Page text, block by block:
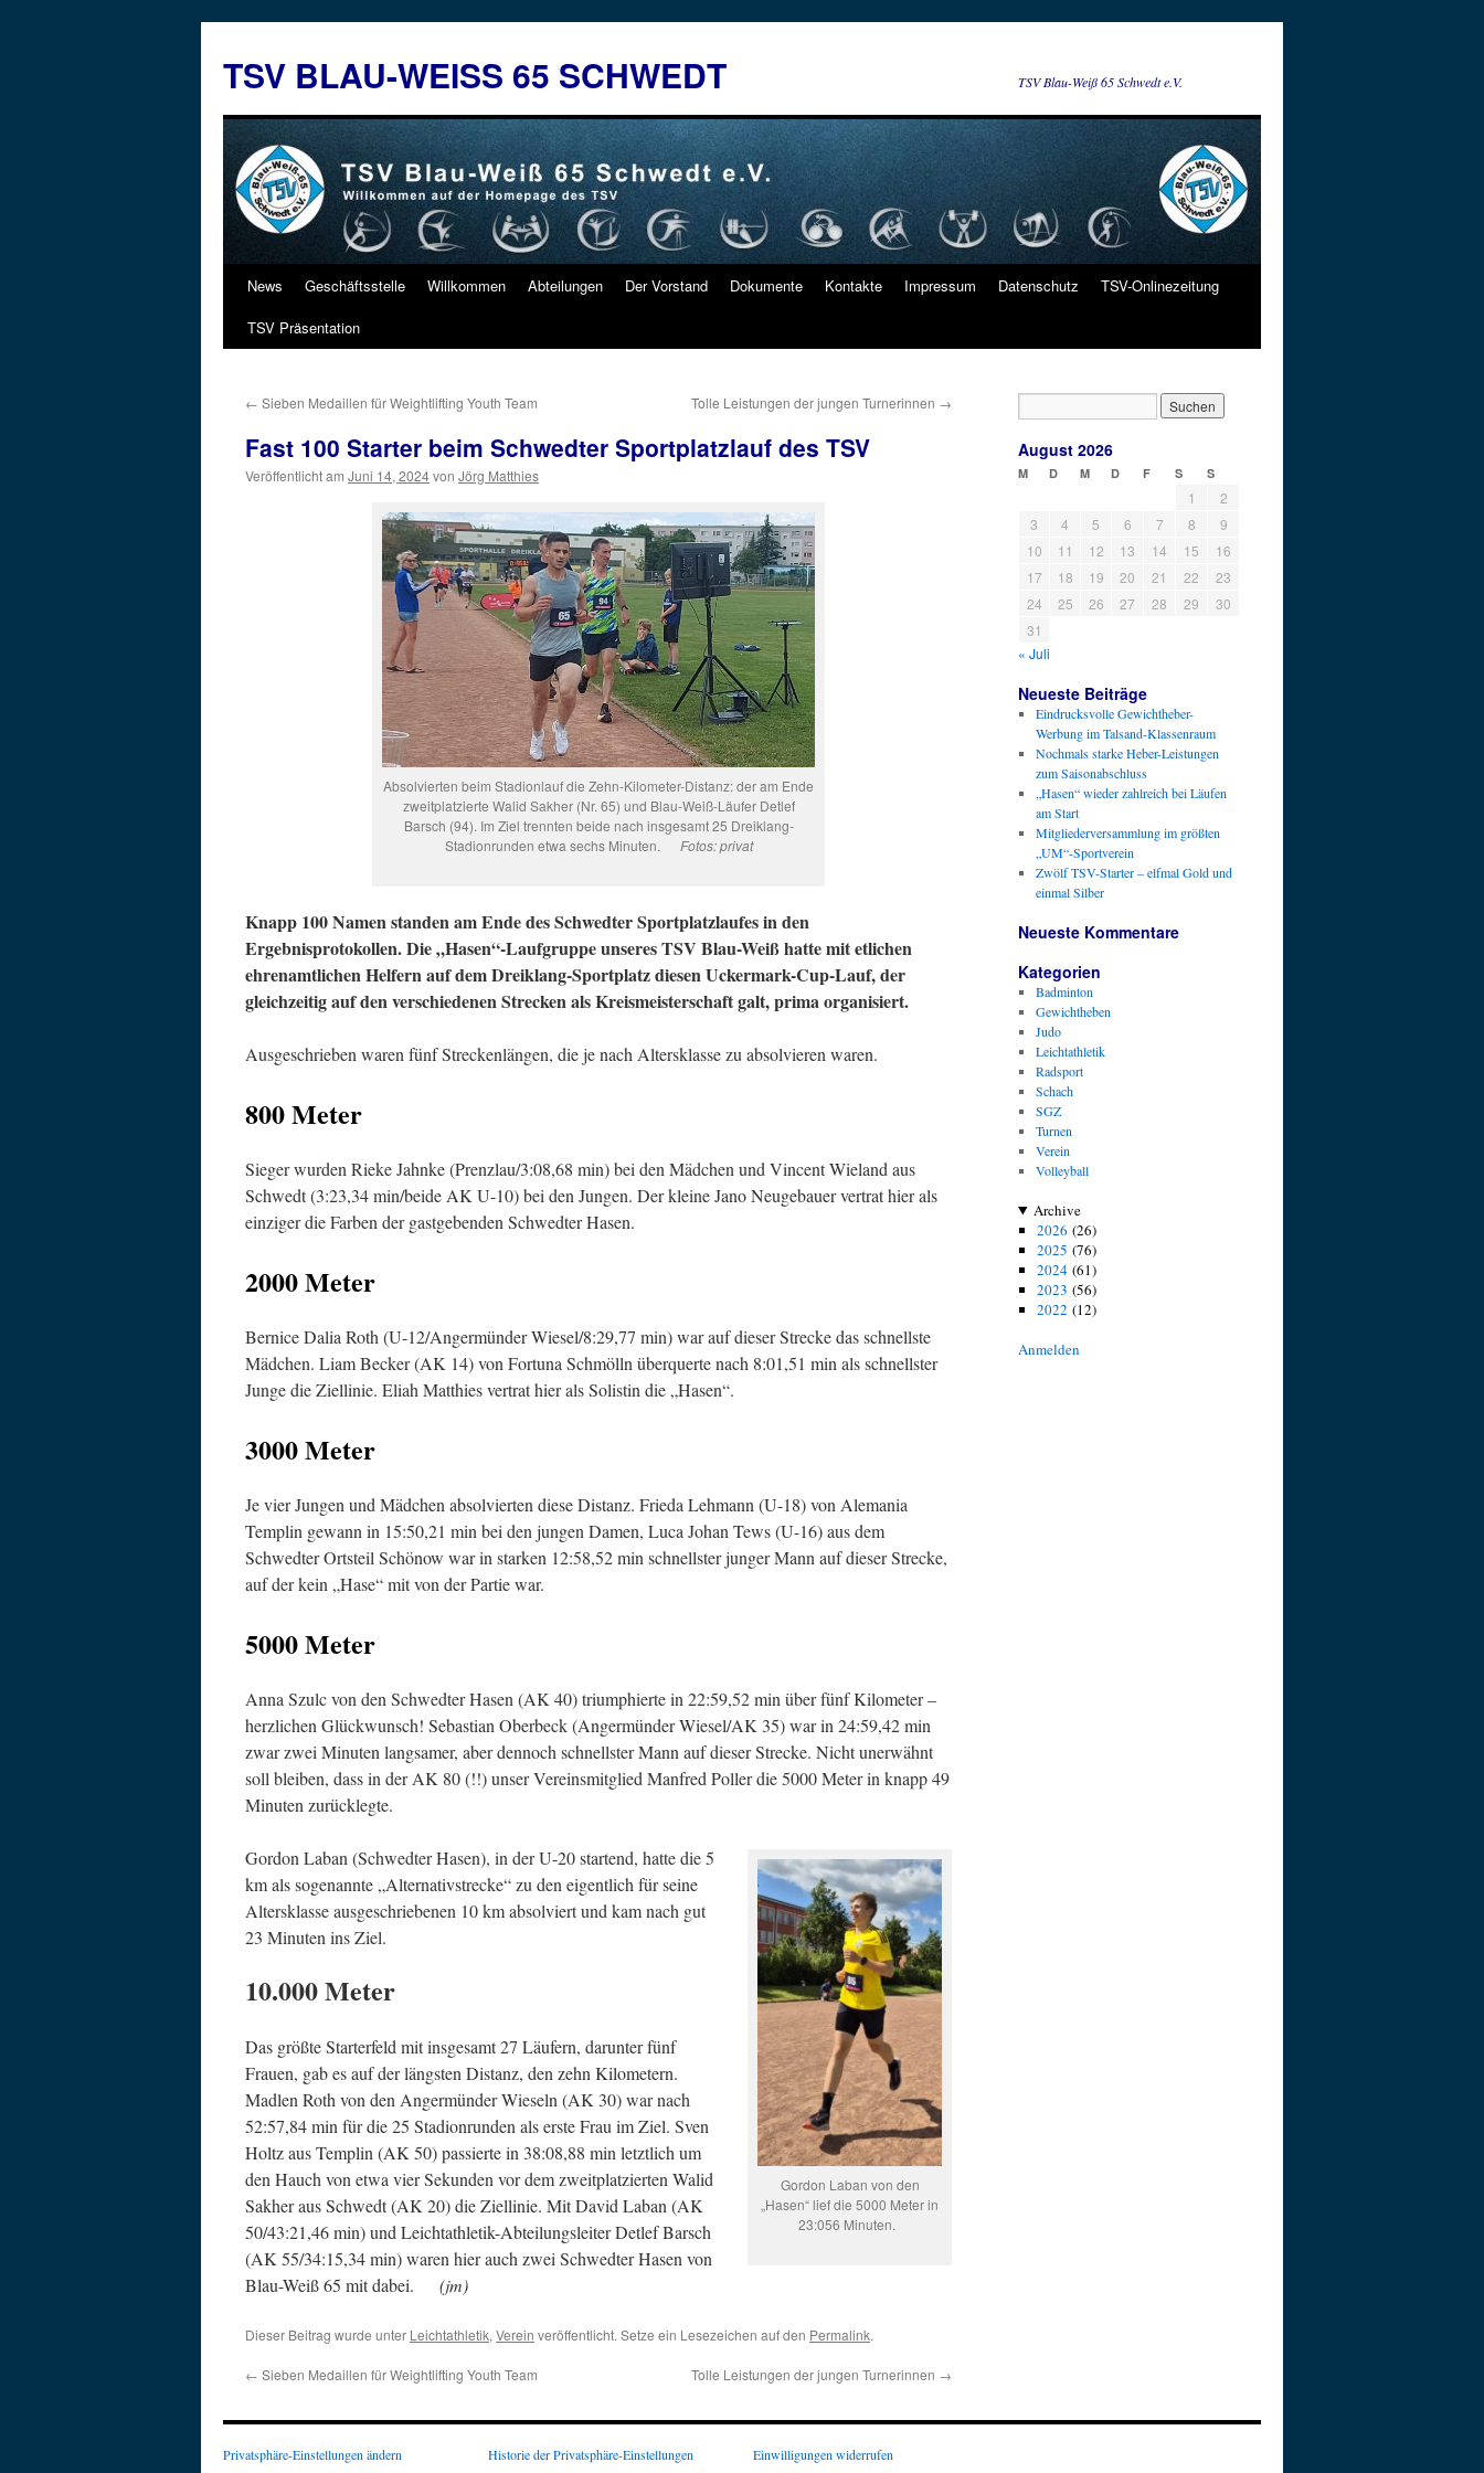
springen
TSV BLAU-WEISS 65 SCHWEDT TSV Blau-Weiß 65 Schwedt e.V.
News Geschäftsstelle Willkommen Abteilungen Der Vorstand Dokumente Kontakte Impressum Datenschutz
TSV-Onlinezeitung
TSV Präsentation
← Sieben Medaillen für Weightlifting Youth Team Tolle Leistungen der jungen Turnerinnen →
Fast 100 Starter beim Schwedter Sportplatzlauf des TSV
Veröffentlicht am Juni 14, 2024von Jörg Matthies
Absolvierten beim Stadionlauf die Zehn-Kilometer-Distanz: der am Ende
zweitplatzierte Walid Sakher (Nr. 65) und Blau-Weiß-Läufer Detlef
Barsch (94). Im Ziel trennten beide nach insgesamt 25 Dreiklang-
Stadionrunden etwa sechs Minuten.
Fotos: privat
Knapp 100 Namen standen am Ende des Schwedter Sportplatzlaufes in den
Ergebnisprotokollen. Die „Hasen“-Laufgruppe unseres TSV Blau-Weiß hatte mit etlichen
ehrenamtlichen Helfern auf dem Dreiklang-Sportplatz diesen Uckermark-Cup-Lauf, der
gleichzeitig auf den verschiedenen Strecken als Kreismeisterschaft galt, prima organisiert.
Ausgeschrieben waren fünf Streckenlängen, die je nach Altersklasse zu absolvieren waren.
800 Meter
Sieger wurden Rieke Jahnke (Prenzlau/3:08,68 min) bei den Mädchen und Vincent Wieland aus
Schwedt (3:23,34 min/beide AK U-10) bei den Jungen. Der kleine Jano Neugebauer vertrat hier als
einziger die Farben der gastgebenden Schwedter Hasen.
2000 Meter
Bernice Dalia Roth (U-12/Angermünder Wiesel/8:29,77 min) war auf dieser Strecke das schnellste
Mädchen. Liam Becker (AK 14) von Fortuna Schmölln überquerte nach 8:01,51 min als schnellster
Junge die Ziellinie. Eliah Matthies vertrat hier als Solistin die „Hasen“.
3000 Meter
Je vier Jungen und Mädchen absolvierten diese Distanz. Frieda Lehmann (U-18) von Alemania
Templin gewann in 15:50,21 min bei den jungen Damen, Luca Johan Tews (U-16) aus dem
Schwedter Ortsteil Schönow war in starken 12:58,52 min schnellster junger Mann auf dieser Strecke,
auf der kein „Hase“ mit von der Partie war.
5000 Meter
Anna Szulc von den Schwedter Hasen (AK 40) triumphierte in 22:59,52 min über fünf Kilometer –
herzlichen Glückwunsch! Sebastian Oberbeck (Angermünder Wiesel/AK 35) war in 24:59,42 min
zwar zwei Minuten langsamer, aber dennoch schnellster Mann auf dieser Strecke. Nicht unerwähnt
soll bleiben, dass in der AK 80 (!!) unser Vereinsmitglied Manfred Poller die 5000 Meter in knapp 49
Minuten zurücklegte.
Gordon Laban von den
„Hasen“ lief die 5000 Meter in
23:056 Minuten.
Gordon Laban (Schwedter Hasen), in der U-20 startend, hatte die 5
km als sogenannte „Alternativstrecke“ zu den eigentlich für seine
Altersklasse ausgeschriebenen 10 km absolviert und kam nach gut
23 Minuten ins Ziel.
10.000 Meter
Das größte Starterfeld mit insgesamt 27 Läufern, darunter fünf
Frauen, gab es auf der längsten Distanz, den zehn Kilometern.
Madlen Roth von den Angermünder Wieseln (AK 30) war nach
52:57,84 min für die 25 Stadionrunden als erste Frau im Ziel. Sven
Holtz aus Templin (AK 50) passierte in 38:08,88 min letztlich um
den Hauch von etwa vier Sekunden vor dem zweitplatzierten Walid
Sakher aus Schwedt (AK 20) die Ziellinie. Mit David Laban (AK
50/43:21,46 min) und Leichtathletik-Abteilungsleiter Detlef Barsch
(AK 55/34:15,34 min) waren hier auch zwei Schwedter Hasen von
Blau-Weiß 65 mit dabei.
(jm)
Dieser Beitrag wurde unter Leichtathletik, Verein veröffentlicht. Setze ein Lesezeichen auf den Permalink.
← Sieben Medaillen für Weightlifting Youth Team Tolle Leistungen der jungen Turnerinnen →
August 2026
M D M D F S S
1
2
3
4 5 6 7 8
9
10
11 12 13 14 15
16
17
18 19 20 21 22
23
24
25 26 27 28 29
30
31
« Juli
Neueste Beiträge
Eindrucksvolle Gewichtheber-
Werbung im Talsand-Klassenraum
Nochmals starke Heber-Leistungen
zum Saisonabschluss
„Hasen“ wieder zahlreich bei Läufen
am Start
Mitgliederversammlung im größten
„UM“-Sportverein
Zwölf TSV-Starter – elfmal Gold und
einmal Silber
Neueste Kommentare
Kategorien
Badminton
Gewichtheben
Judo
Leichtathletik
Radsport
Schach
SGZ
Turnen
Verein
Volleyball
Archive
2026 (26)
2025 (76)
2024(61)
2023 (56)
2022 (12)
Anmelden
Privatsphäre-Einstellungen ändern Historie der Privatsphäre-Einstellungen Einwilligungen widerrufen